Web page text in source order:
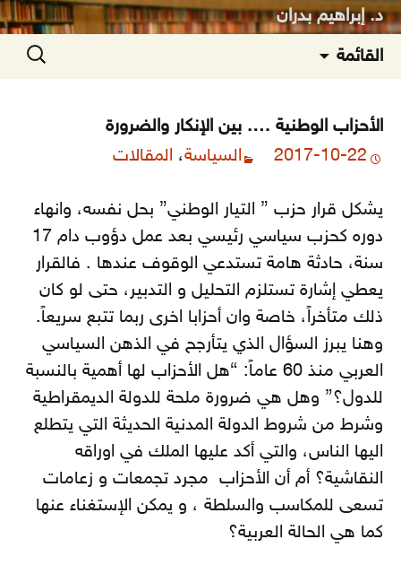
د. إبراهيم بدران
القائمة
إلى
البحث
عن:
الأحزاب الوطنية …. بين الإنكار والضرورة
2017-10-22
السياسة، المقالات
يشكل قرار حزب ” التيار الوطني” بحل نفسه، وانهاء
دوره كحزب سياسي رئيسي بعد عمل دؤوب دام 17
سنة، حادثة هامة تستدعي الوقوف عندها . فالقرار
يعطي إشارة تستلزم التحليل و التدبير، حتى لو كان
ذلك متأخراً، خاصة وان أحزابا اخرى ربما تتبع سريعاً.
وهنا يبرز السؤال الذي يتأرجح في الذهن السياسي
العربي منذ 60 عاماً: “هل الأحزاب لها أهمية بالنسبة
للدول؟” وهل هي ضرورة ملحة للدولة الديمقراطية
وشرط من شروط الدولة المدنية الحديثة التي يتطلع
اليها الناس، والتي أكد عليها الملك في اوراقه
النقاشية؟ أم أن الأحزاب مجرد تجمعات و زعامات
تسعى للمكاسب والسلطة ، و يمكن الإستغناء عنها
كما هي الحالة العربية؟